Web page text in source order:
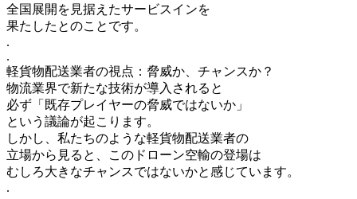
全国展開を見据えたサービスインを
果たしたとのことです。
.
.
軽貨物配送業者の視点：脅威か、チャンスか？
物流業界で新たな技術が導入されると
必ず「既存プレイヤーの脅威ではないか」
という議論が起こります。
しかし、私たちのような軽貨物配送業者の
立場から見ると、このドローン空輸の登場は
むしろ大きなチャンスではないかと感じています。
.